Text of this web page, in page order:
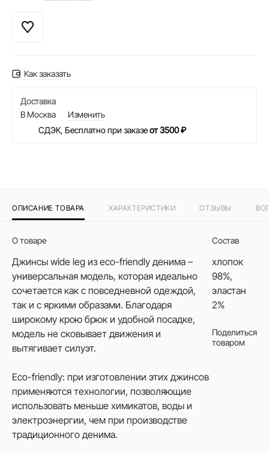
Как заказать
Доставка
В Москва
Изменить
СДЭК, Бесплатно при заказеот 3500 ₽
ОПИСАНИЕ ТОВАРА ХАРАКТЕРИСТИКИ ОТЗЫВЫ
О товаре
Джинсы wide leg из eco-friendly денима –
универсальная модель, которая идеально
сочетается как с повседневной одеждой,
так и с яркими образами. Благодаря
широкому крою брюк и удобной посадке,
модель не сковывает движения и
вытягивает силуэт.
Eco-friendly: при изготовлении этих джинсов
применяются технологии, позволяющие
использовать меньше химикатов, воды и
электроэнергии, чем при производстве
традиционного денима.
Состав
хлопок
98%,
эластан
2%
Поделиться
товаром